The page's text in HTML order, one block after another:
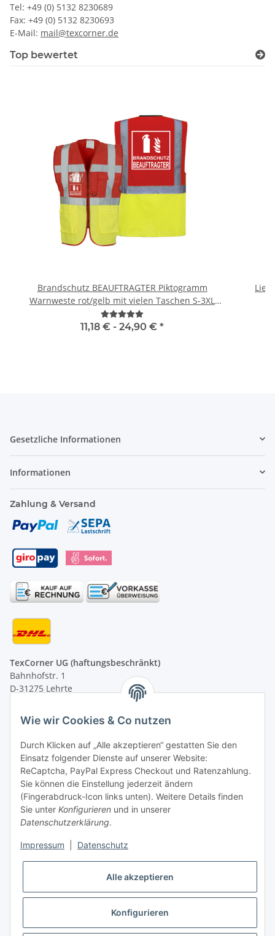
Tel: +49 (0) 5132 8230689
Fax: +49 (0) 5132 8230693
E-Mail: mail@texcorner.de
Top bewertet
Brandschutz BEAUFTRAGTER Piktogramm
Warnweste rot/gelb mit vielen Taschen S-3XL
"BRAND22 Linie"
11,18 € - 24,90 € *
Gesetzliche Informationen
Informationen
Zahlung & Versand
TexCorner UG (haftungsbeschränkt)
Bahnhofstr. 1
D-31275 Lehrte
von 09:00 - 13:00 Uhr
Tel: +49 (0) 5132 8230689
Fax: +49 (0) 5132 8230693
E-Mail:mail@texcorner.de
Vertrag widerrufen
Wie wir Cookies & Co nutzen
Durch Klicken auf „Alle akzeptieren“ gestatten Sie den
Einsatz folgender Dienste auf unserer Website:
ReCaptcha, PayPal Express Checkout und Ratenzahlung.
Sie können die Einstellung jederzeit ändern
(Fingerabdruck-Icon links unten). Weitere Details finden
Sie unter Konfigurieren und in unserer
Datenschutzerklärung.
Impressum Datenschutz
Alle akzeptieren
Konfigurieren